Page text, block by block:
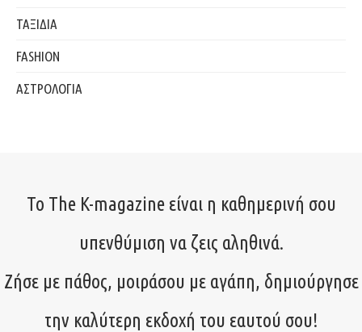
ΤΑΞΙΔΙΑ
FASHION
ΑΣΤΡΟΛΟΓΙΑ
Το The K-magazine είναι η καθημερινή σου
υπενθύμιση να ζεις αληθινά.
Ζήσε με πάθος, μοιράσου με αγάπη, δημιούργησε
την καλύτερη εκδοχή του εαυτού σου!